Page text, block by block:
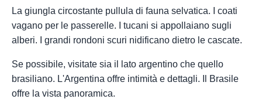
La giungla circostante pullula di fauna selvatica. I coati
vagano per le passerelle. I tucani si appollaiano sugli
alberi. I grandi rondoni scuri nidificano dietro le cascate.
Se possibile, visitate sia il lato argentino che quello
brasiliano. L'Argentina offre intimità e dettagli. Il Brasile
offre la vista panoramica.